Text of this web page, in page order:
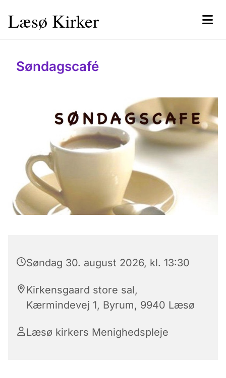
Læsø Kirker
Søndagscafé
Søndag 30. august 2026, kl. 13:30
Kirkensgaard store sal,
Kærmindevej 1, Byrum, 9940 Læsø
Læsø kirkers Menighedspleje